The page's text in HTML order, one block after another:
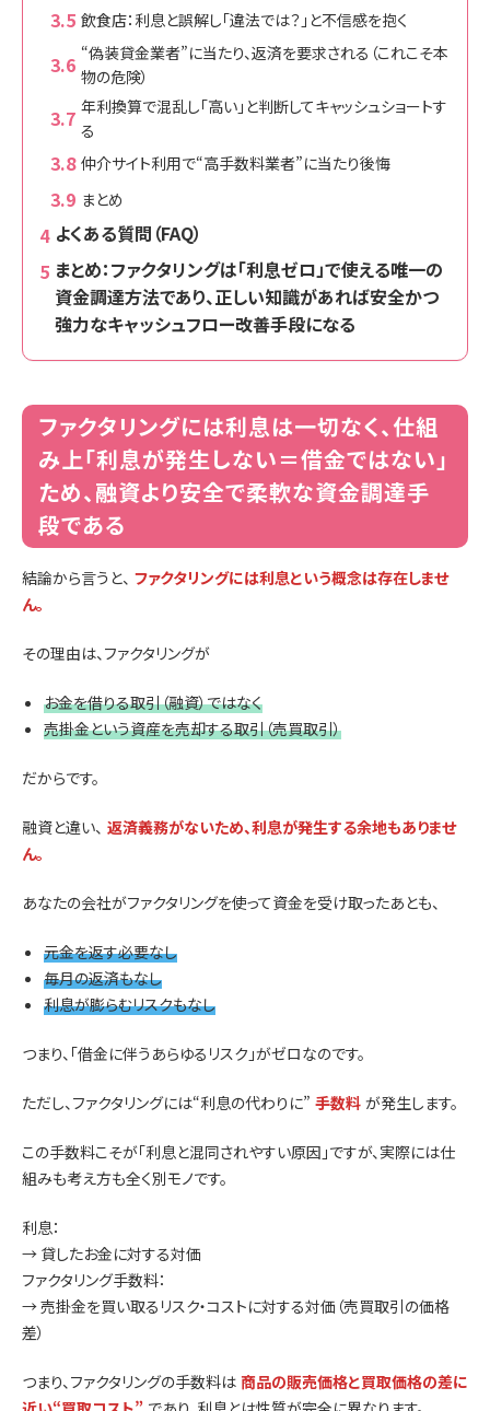
飲食店：利息と誤解し「違法では？」と不信感を抱く
“偽装貸金業者”に当たり、返済を要求される（これこそ本
物の危険）
年利換算で混乱し「高い」と判断してキャッシュショートす
る
仲介サイト利用で“高手数料業者”に当たり後悔
まとめ
よくある質問（FAQ）
まとめ：ファクタリングは「利息ゼロ」で使える唯一の
資金調達方法であり、正しい知識があれば安全かつ
強力なキャッシュフロー改善手段になる
ファクタリングには利息は一切なく、仕組
み上「利息が発生しない＝借金ではない」
ため、融資より安全で柔軟な資金調達手
段である
結論から言うと、 ファクタリングには利息という概念は存在しませ
ん。
その理由は、ファクタリングが
お金を借りる取引（融資）ではなく
売掛金という資産を売却する取引（売買取引）
だからです。
融資と違い、 返済義務がないため、利息が発生する余地もありませ
ん。
あなたの会社がファクタリングを使って資金を受け取ったあとも、
元金を返す必要なし
毎月の返済もなし
利息が膨らむリスクもなし
つまり、「借金に伴うあらゆるリスク」がゼロなのです。
ただし、ファクタリングには“利息の代わりに” 手数料 が発生します。
この手数料こそが「利息と混同されやすい原因」ですが、実際には仕
組みも考え方も全く別モノです。
利息：
→ 貸したお金に対する対価
ファクタリング手数料：
→ 売掛金を買い取るリスク・コストに対する対価（売買取引の価格
差）
つまり、ファクタリングの手数料は 商品の販売価格と買取価格の差に